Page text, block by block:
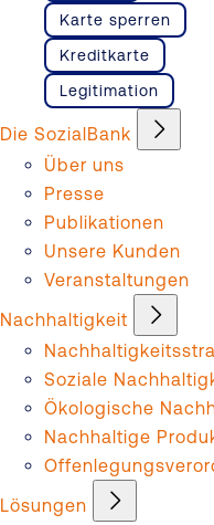
Karte sperren
Kreditkarte
Legitimation
Die SozialBank
Über uns
Presse
Publikationen
Unsere Kunden
Veranstaltungen
Nachhaltigkeit
Soziale
Ökologische
Nachhaltige
Lösungen